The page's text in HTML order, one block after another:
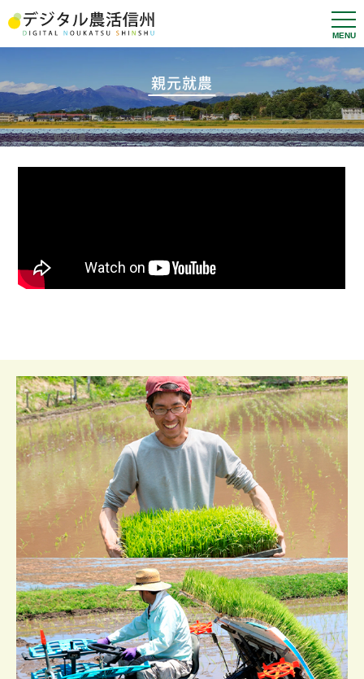
t
o
l
e
n
a
v
i
g
親元就農
ホーム 親元就農